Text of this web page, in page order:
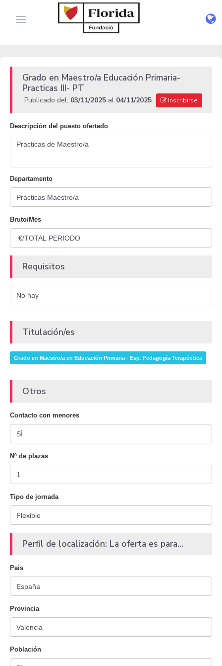
Grado en Maestro/a Educación Primaria-
Practicas III- PT
Publicado del: 03/11/2025 al 04/11/2025 Inscribirse
Descripción del puesto ofertado
Prácticas de Maestro/a
Departamento
Bruto/Mes
Requisitos
No hay
Titulación/es
Grado en Maestro/a en Educación Primaria - Esp. Pedagogía Terapéutica
Otros
Contacto con menores
Nº de plazas
Tipo de jornada
Perfil de localización: La oferta es para...
País
Provincia
Población